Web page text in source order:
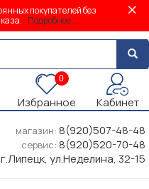
покупателей без
Подробнее...
0
Избранное Кабинет
магазин: 8(920)507-48-48
сервис: 8(920)520-70-48
г.Липецк, ул.Неделина, 32-15